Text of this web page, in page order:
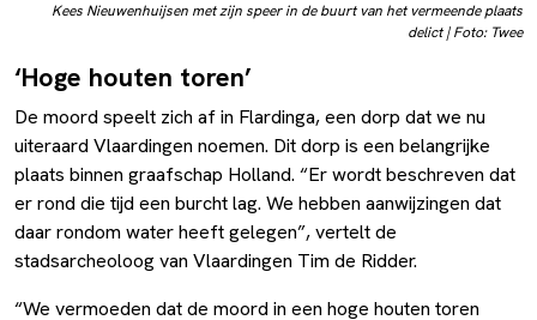
Kees Nieuwenhuijsen met zijn speer in de buurt van het vermeende plaats
delict | Foto: Twee
‘Hoge houten toren’
De moord speelt zich af in Flardinga, een dorp dat we nu
uiteraard Vlaardingen noemen. Dit dorp is een belangrijke
plaats binnen graafschap Holland. “Er wordt beschreven dat
er rond die tijd een burcht lag. We hebben aanwijzingen dat
daar rondom water heeft gelegen”, vertelt de
stadsarcheoloog van Vlaardingen Tim de Ridder.
“We vermoeden dat de moord in een hoge houten toren